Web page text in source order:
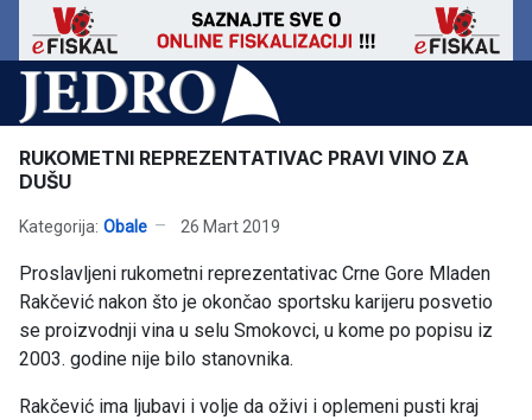
RUKOMETNI REPREZENTATIVAC PRAVI VINO ZA
DUŠU
Kategorija: Obale 26 Mart 2019
Proslavljeni rukometni reprezentativac Crne Gore Mladen
Rakčević nakon što je okončao sportsku karijeru posvetio
se proizvodnji vina u selu Smokovci, u kome po popisu iz
2003. godine nije bilo stanovnika.
Rakčević ima ljubavi i volje da oživi i oplemeni pusti kraj